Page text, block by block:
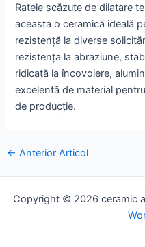
Ratele scăzute de dilatare
aceasta o ceramică ideală
rezistență la diverse
rezistența la abraziune,
ridicată la încovoiere,
excelentă de material
de producție.
Posta
← Anterior Articol
Copyright © 2026 ceramic